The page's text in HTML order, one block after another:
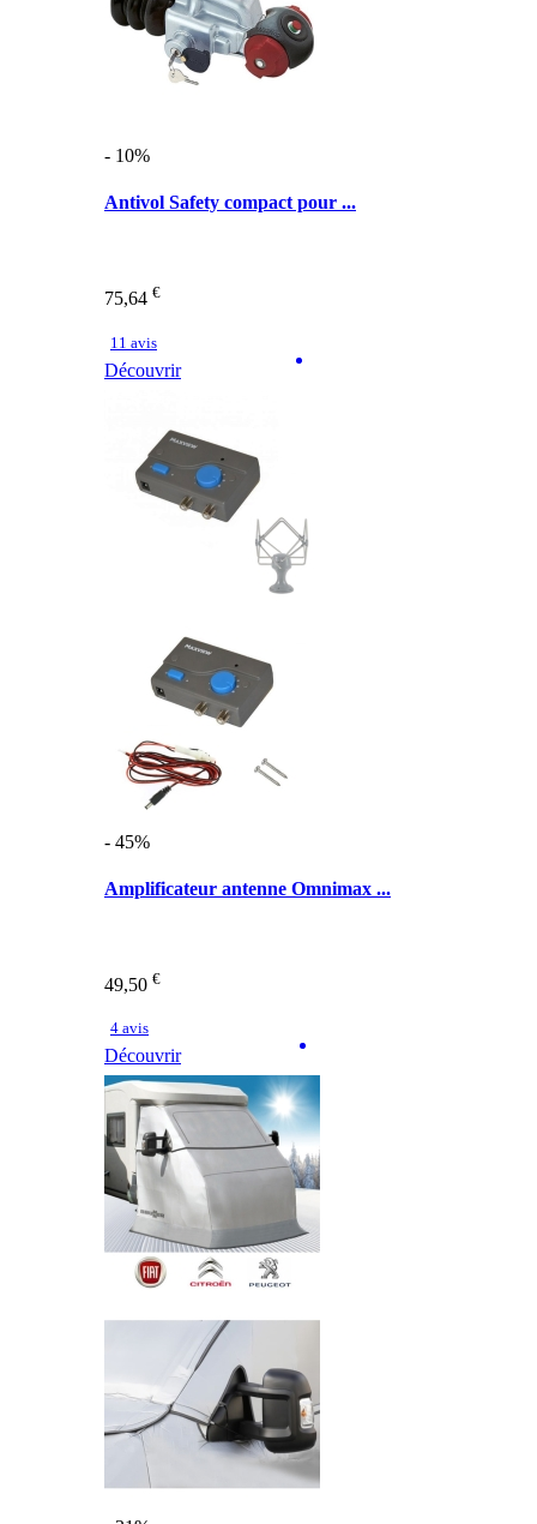
- 10%
Antivol Safety compact pour ...
75,64 €
11 avis
Découvrir
- 45%
Amplificateur antenne Omnimax ...
49,50 €
4 avis
Découvrir